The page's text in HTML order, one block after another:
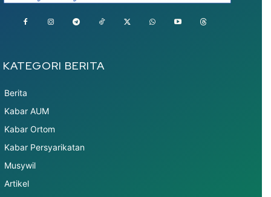
KATEGORI BERITA
Berita
Kabar AUM
Kabar Ortom
Kabar Persyarikatan
Musywil
Artikel